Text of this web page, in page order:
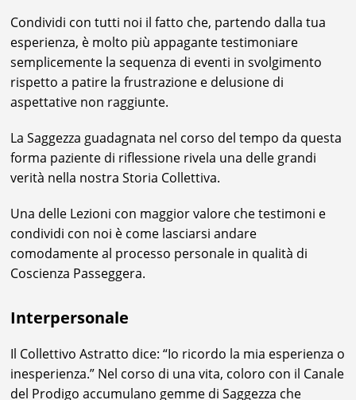
Condividi con tutti noi il fatto che, partendo dalla tua
esperienza, è molto più appagante testimoniare
semplicemente la sequenza di eventi in svolgimento
rispetto a patire la frustrazione e delusione di
aspettative non raggiunte.
La Saggezza guadagnata nel corso del tempo da questa
forma paziente di riflessione rivela una delle grandi
verità nella nostra Storia Collettiva.
Una delle Lezioni con maggior valore che testimoni e
condividi con noi è come lasciarsi andare
comodamente al processo personale in qualità di
Coscienza Passeggera.
Interpersonale
Il Collettivo Astratto dice: “Io ricordo la mia esperienza o
inesperienza.” Nel corso di una vita, coloro con il Canale
del Prodigo accumulano gemme di Saggezza che